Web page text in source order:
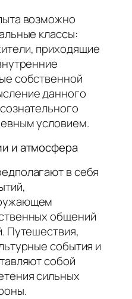
возможно
классы:
приходящие
собственной
данного
условием.
и атмосфера
в себя
общений
Путешествия,
события и
собой
сильных